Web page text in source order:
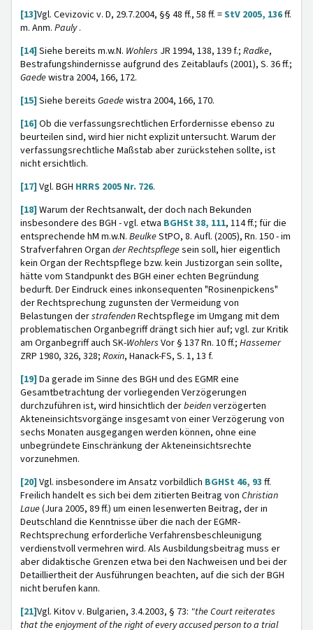
[13]Vgl. Cevizovic v. D, 29.7.2004, §§ 48 ff., 58 ff. =StV 2005, 136ff.
m. Anm. Pauly.
[14] Siehe bereits m.w.N. Wohlers JR 1994, 138, 139 f.; Radke,
Bestrafungshindernisse aufgrund des Zeitablaufs (2001), S. 36 ff.;
Gaedewistra 2004, 166, 172.
[15] Siehe bereits Gaedewistra 2004, 166, 170.
[16] Ob die verfassungsrechtlichen Erfordernisse ebenso zu
beurteilen sind, wird hier nicht explizit untersucht. Warum der
verfassungsrechtliche Maßstab aber zurückstehen sollte, ist
nicht ersichtlich.
[17] Vgl. BGH HRRS 2005 Nr. 726.
[18] Warum der Rechtsanwalt, der doch nach Bekunden
insbesondere des BGH - vgl. etwa BGHSt 38, 111, 114 ff.; für die
entsprechende hM m.w.N. BeulkeStPO, 8. Aufl. (2005), Rn. 150 - im
Strafverfahren Organ der Rechtspflegesein soll, hier eigentlich
kein Organ der Rechtspflege bzw. kein Justizorgan sein sollte,
hätte vom Standpunkt des BGH einer echten Begründung
bedurft. Der Eindruck eines inkonsequenten "Rosinenpickens"
der Rechtsprechung zugunsten der Vermeidung von
Belastungen derstrafendenRechtspflege im Umgang mit dem
problematischen Organbegriff drängt sich hier auf; vgl. zur Kritik
am Organbegriff auch SK-Wohlers Vor § 137 Rn. 10 ff.; Hassemer
ZRP 1980, 326, 328; Roxin, Hanack-FS, S. 1, 13 f.
[19] Da gerade im Sinne des BGH und des EGMR eine
Gesamtbetrachtung der vorliegenden Verzögerungen
durchzuführen ist, wird hinsichtlich derbeidenverzögerten
Akteneinsichtsvorgänge insgesamt von einer Verzögerung von
sechs Monaten ausgegangen werden können, ohne eine
unbegründete Einschränkung der Akteneinsichtsrechte
vorzunehmen.
[20] Vgl. insbesondere im Ansatz vorbildlich BGHSt 46, 93 ff.
Freilich handelt es sich bei dem zitierten Beitrag von Christian
Laue(Jura 2005, 89 ff.) um einen lesenwerten Beitrag, der in
Deutschland die Kenntnisse über die nach der EGMR-
Rechtsprechung erforderliche Verfahrensbeschleunigung
verdienstvoll vermehren wird. Als Ausbildungsbeitrag muss er
aber didaktische Grenzen etwa bei den Nachweisen und bei der
Detailliertheit der Ausführungen beachten, auf die sich der BGH
nicht berufen kann.
[21]Vgl. Kitov v. Bulgarien, 3.4.2003, § 73: "the Court reiterates
that the enjoyment of the right of every accused person to a trial